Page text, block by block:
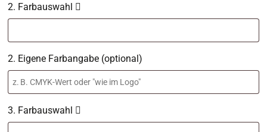
2. Farbauswahl
2. Eigene Farbangabe (optional)
3. Farbauswahl